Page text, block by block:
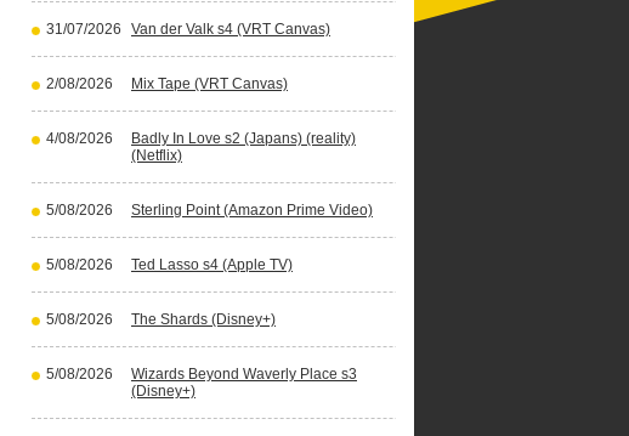
31/07/2026 Van der Valk s4 (VRT Canvas)
2/08/2026 Mix Tape (VRT Canvas)
4/08/2026
Badly In Love s2 (Japans) (reality)
(Netflix)
5/08/2026 Sterling Point (Amazon Prime Video)
5/08/2026 Ted Lasso s4 (Apple TV)
5/08/2026 The Shards (Disney+)
5/08/2026
Wizards Beyond Waverly Place s3
(Disney+)